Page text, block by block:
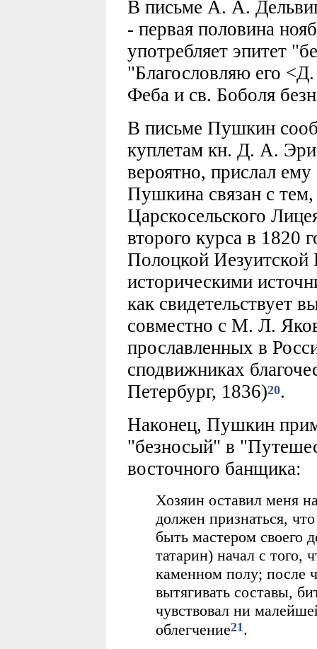
В письме А. А.
- первая половина
употребляет эпитет
"Благословляю его
Феба и св. Боболя
В письме Пушкин
куплетам кн. Д. А.
вероятно, прислал
Пушкина связан с
Царскосельского
второго курса в 1820
Полоцкой Иезуитской
историческими
как свидетельствует
совместно с М. Л.
прославленных в
сподвижниках
Петербург, 1836)20.
Наконец, Пушкин
"безносый" в
восточного банщика:
Хозяин оставил меня
должен признаться,
быть мастером своего
татарин) начал с того,
каменном полу; после
вытягивать составы,
чувствовал ни
облегчение21 .